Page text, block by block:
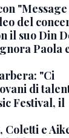
del
il suo Din
Paola
"Ci
di
Festival, il
Coletti e